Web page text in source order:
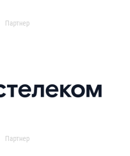
Партнер
Партнер